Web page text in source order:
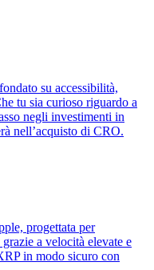
su accessibilità,
tu sia curioso riguardo a
negli investimenti in
nell’acquisto di CRO.
progettata per
a velocità elevate e
in modo sicuro con